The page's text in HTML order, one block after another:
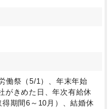
働祭（5/1）、年末年始
がきめた日、年次有給休
期間6～10月）、結婚休